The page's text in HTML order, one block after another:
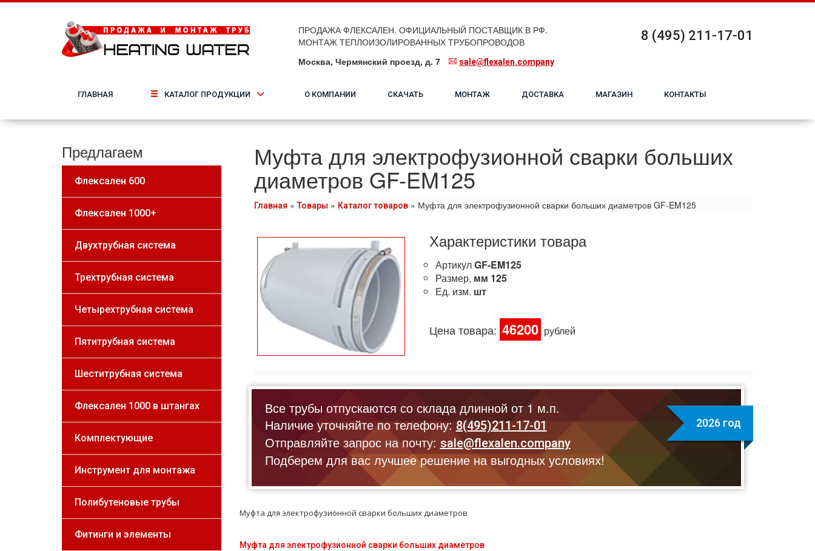
ПРОДАЖА ФЛЕКСАЛЕН. ОФИЦИАЛЬНЫЙ ПОСТАВЩИК В РФ.
МОНТАЖ ТЕПЛОИЗОЛИРОВАННЫХ ТРУБОПРОВОДОВ
Москва, Чермянский проезд, д. 7
sale@flexalen.company
8 (495) 211-17-01
ГЛАВНАЯ КАТАЛОГ ПРОДУКЦИИ О КОМПАНИИ СКАЧАТЬ МОНТАЖ ДОСТАВКА МАГАЗИН КОНТАКТЫ
Предлагаем
Флексален 600
Флексален 1000+
Двухтрубная система
Трехтрубная система
Четырехтрубная система
Пятитрубная система
Шеститрубная система
Флексален 1000 в штангах
Комплектующие
Инструмент для монтажа
Полибутеновые трубы
Фитинги и элементы
Муфта для электрофузионной сварки больших
диаметров GF-EM125
Главная »Товары » Каталог товаров» Муфта для электрофузионной сварки больших диаметров GF-EM125
Характеристики товара
АртикулGF-EM125
Размер, мм 125
Ед. изм. шт
Цена товара: 46200 рублей
Все трубы отпускаются со склада длинной от 1 м.п.
Наличие уточняйте по телефону:8(495)211-17-01
Отправляйте запрос на почту: sale@flexalen.company
Подберем для вас лучшее решение на выгодных условиях!
2026 год
Муфта для электрофузионной сварки больших диаметров
Муфта для электрофузионной сварки больших диаметров